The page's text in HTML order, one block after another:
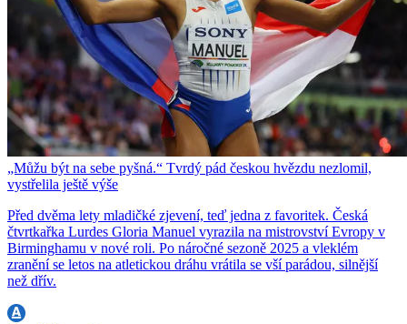
„Můžu být na sebe pyšná.“ Tvrdý pád českou hvězdu nezlomil,
vystřelila ještě výše
Před dvěma lety mladičké zjevení, teď jedna z favoritek. Česká
čtvrtkařka Lurdes Gloria Manuel vyrazila na mistrovství Evropy v
Birminghamu v nové roli. Po náročné sezoně 2025 a vleklém
zranění se letos na atletickou dráhu vrátila se vší parádou, silnější
než dřív.